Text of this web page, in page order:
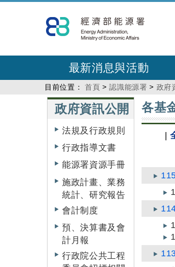
到
主
內
最新消息與活動
目前位置： 首頁 >認識能源署 > 政府
:::政府資訊公開
法規及行政規則
行政指導文書
能源署資源手冊
施政計畫、業務
統計、研究報告
會計制度
預、決算書及會
計月報
行政院公共工程
:::
各基
|